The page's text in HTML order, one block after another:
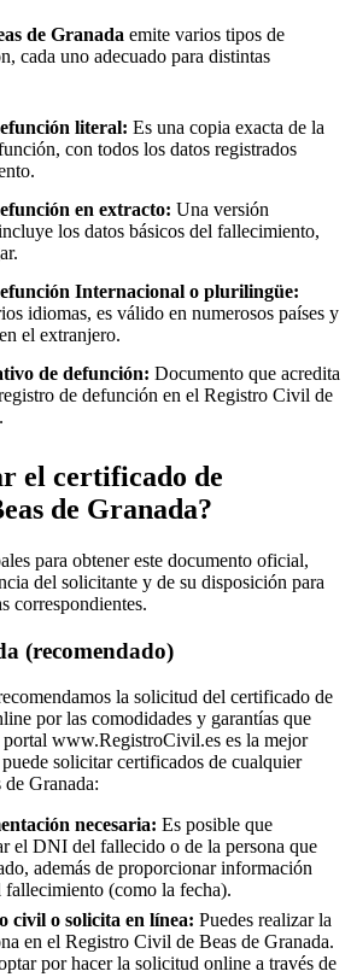
de Granada emite varios tipos de
cada uno adecuado para distintas
literal: Es una copia exacta de la
con todos los datos registrados
en extracto: Una versión
los datos básicos del fallecimiento,
Internacional o plurilingüe:
idiomas, es válido en numerosos países y
el extranjero.
de defunción: Documento que acredita
de defunción en el Registro Civil de
.
el certificado de
de Granada?
para obtener este documento oficial,
del solicitante y de su disposición para
correspondientes.
(recomendado)
la solicitud del certificado de
por las comodidades y garantías que
www.RegistroCivil.es es la mejor
solicitar certificados de cualquier
de Granada:
necesaria: Es posible que
el DNI del fallecido o de la persona que
además de proporcionar información
fallecimiento (como la fecha).
civil o solicita en línea: Puedes realizar la
en el Registro Civil de Beas de Granada.
por hacer la solicitud online a través de